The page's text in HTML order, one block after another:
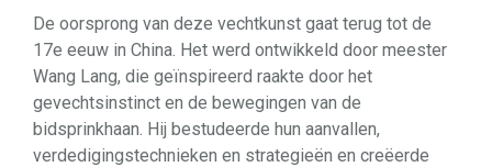
De oorsprong van deze vechtkunst gaat terug tot de
17e eeuw in China. Het werd ontwikkeld door meester
Wang Lang, die geïnspireerd raakte door het
gevechtsinstinct en de bewegingen van de
bidsprinkhaan. Hij bestudeerde hun aanvallen,
verdedigingstechnieken en strategieën en creëerde